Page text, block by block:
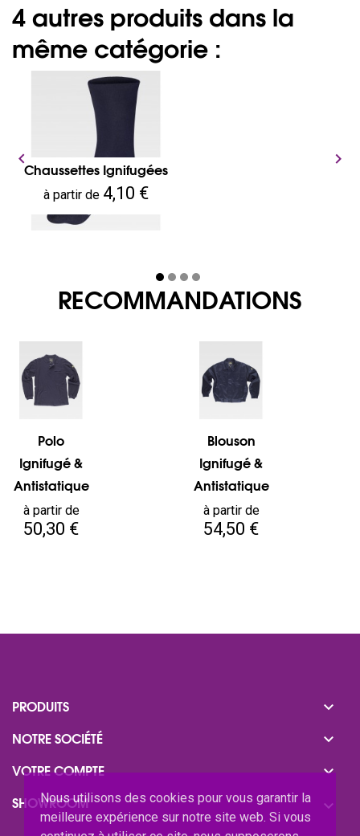
Nous utilisons des cookies pour vous garantir la
meilleure expérience sur notre site web. Si vous
4 autres produits dans la
même catégorie :
Chaussettes Ignifugées
Prix
à partir de 4,10 €
 
RECOMMANDATIONS
Polo
Ignifugé &
Antistatique
Prix
à partir de
50,30 €
Blouson
Ignifugé &
Antistatique
Prix
à partir de
54,50 €
PRODUITS 
NOTRE SOCIÉTÉ 
VOTRE COMPTE 
SHOWROOM 